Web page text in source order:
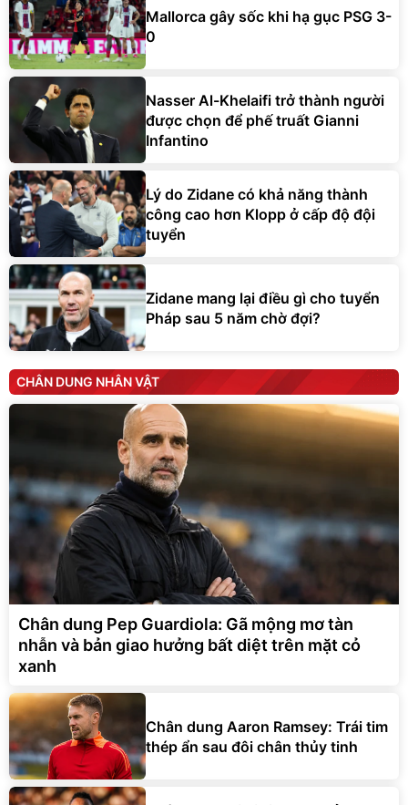
Mallorca gây sốc khi hạ gục PSG 3-
0
Nasser Al-Khelaifi trở thành người
được chọn để phế truất Gianni
Infantino
Lý do Zidane có khả năng thành
công cao hơn Klopp ở cấp độ đội
tuyển
Zidane mang lại điều gì cho tuyển
Pháp sau 5 năm chờ đợi?
CHÂN DUNG NHÂN VẬT
Chân dung Pep Guardiola: Gã mộng mơ tàn
nhẫn và bản giao hưởng bất diệt trên mặt cỏ
xanh
Chân dung Aaron Ramsey: Trái tim
thép ẩn sau đôi chân thủy tinh